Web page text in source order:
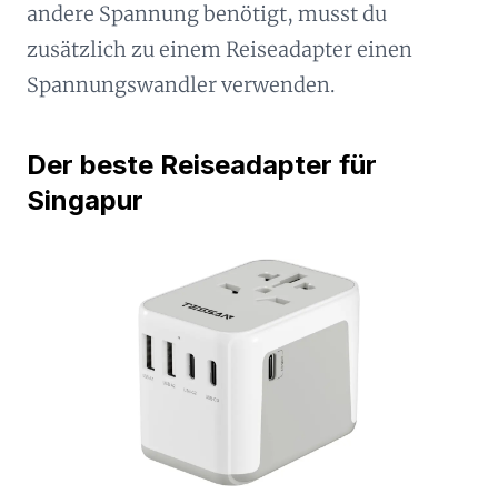
andere Spannung benötigt, musst du
zusätzlich zu einem Reiseadapter einen
Spannungswandler verwenden.
Der beste Reiseadapter für
Singapur